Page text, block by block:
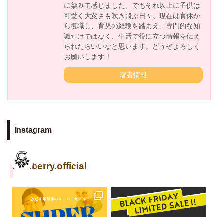
に染みて感じました。でもそれ以上に子供は
可愛く大変さも吹き飛ぶ日々。現在は育休か
ら復職し、育児の経験を踏まえ、専門的な知
識だけではなく、生活で役に立つ情報を伝え
られたらいいなと思います。どうぞよろしく
お願いします！
著者情報
Instagram
cuseberry.official